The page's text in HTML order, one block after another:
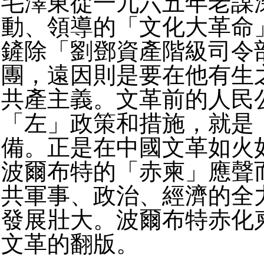
動、領導的「文化大革命
鏟除「劉鄧資產階級司令
團，遠因則是要在他有生
共產主義。文革前的人民
「左」政策和措施，就
備。正是在中國文革如火
波爾布特的「赤柬」應聲
共軍事、政治、經濟的全
發展壯大。波爾布特赤化
文革的翻版。